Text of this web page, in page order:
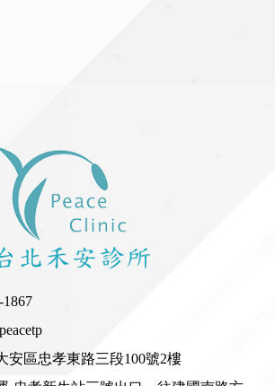
1867
安區忠孝東路三段100號2樓